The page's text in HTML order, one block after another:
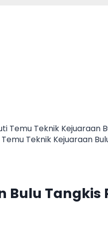
Teknik Kejuaraan
Bulu Tangkis